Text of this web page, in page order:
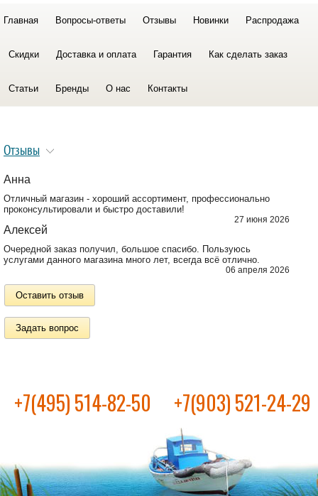
Главная Вопросы-ответы Отзывы Новинки Распродажа
Скидки Доставка и оплата Гарантия Как сделать заказ
Статьи Бренды О нас Контакты
Отзывы
Анна
Отличный магазин - хороший ассортимент, профессионально
проконсультировали и быстро доставили!
27 июня 2026
Алексей
Очередной заказ получил, большое спасибо. Пользуюсь
услугами данного магазина много лет, всегда всё отлично.
06 апреля 2026
Оставить отзыв
Задать вопрос
+7(495) 514-82-50 +7(903) 521-24-29